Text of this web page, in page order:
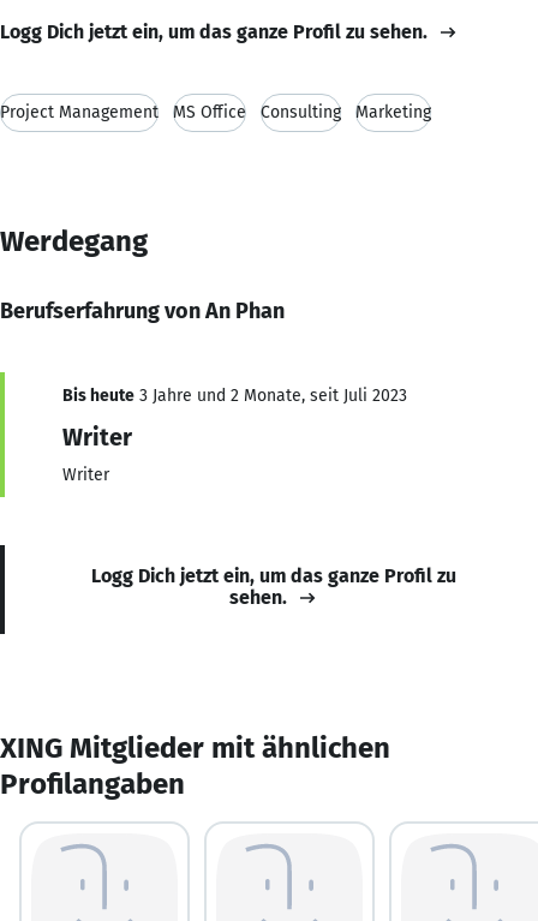
Logg Dich jetzt ein, um das ganze Profil zu sehen.
Project Management MS Office Consulting Marketing
Werdegang
Berufserfahrung von An Phan
Bis heute 3 Jahre und 2 Monate, seit Juli 2023
Writer
Writer
Logg Dich jetzt ein, um das ganze Profil zu
sehen.
XING Mitglieder mit ähnlichen
Profilangaben